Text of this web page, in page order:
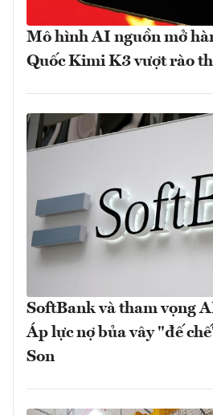
Mô hình AI nguồn mở
Quốc Kimi K3 vượt rào
SoftBank và tham vọng
Áp lực nợ bủa vây "đế
Son